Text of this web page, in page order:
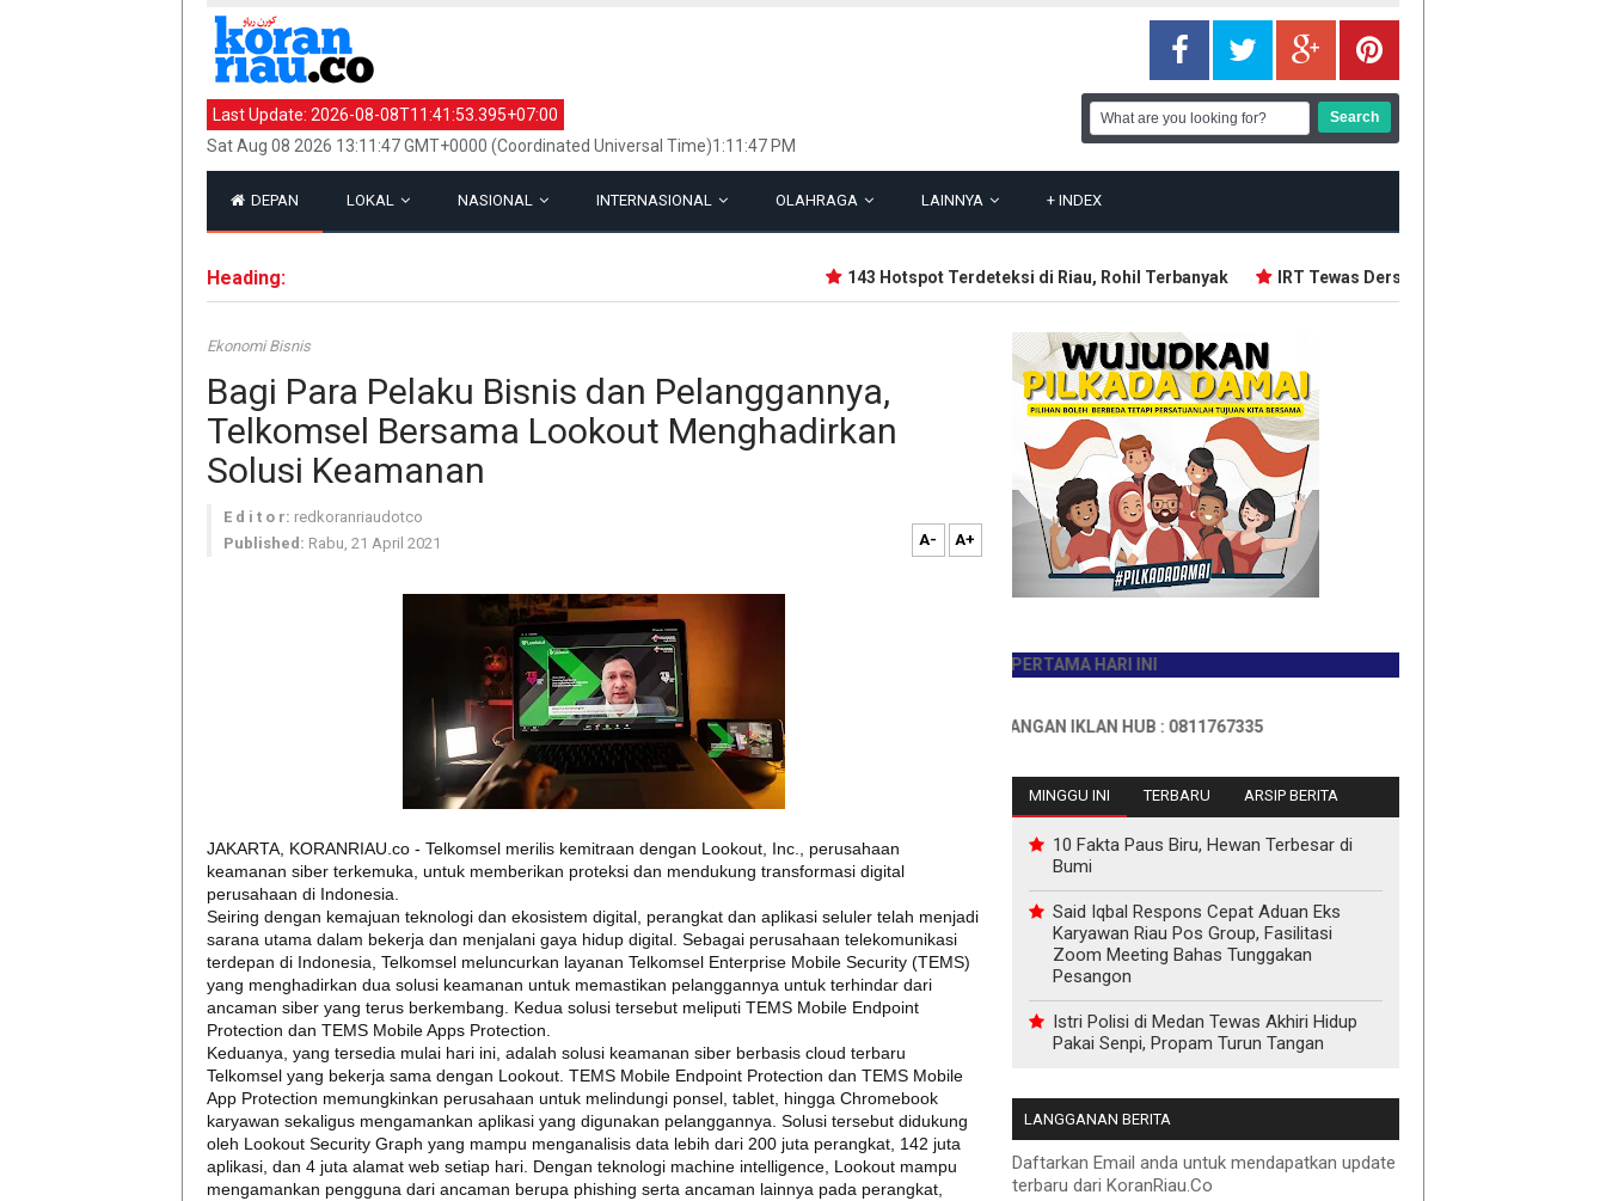
Last Update: 2026-08-08T11:41:53.395+07:00
Sat Aug 08 2026 13:11:47 GMT+0000 (Coordinated Universal Time)1:11:47 PM
DEPAN LOKAL NASIONAL INTERNASIONAL OLAHRAGA LAINNYA + INDEX
Heading: 143 Hotspot Terdeteksi di Riau, Rohil Terbanyak IRT Tewas Dersimbah Darah, Ditebas
Ekonomi Bisnis
Bagi Para Pelaku Bisnis dan Pelanggannya,
Telkomsel Bersama Lookout Menghadirkan
Solusi Keamanan
E d i t o r: redkoranriaudotco
Published: Rabu, 21 April 2021 A- A+
JAKARTA, KORANRIAU.co - Telkomsel merilis kemitraan dengan Lookout, Inc., perusahaan
keamanan siber terkemuka, untuk memberikan proteksi dan mendukung transformasi digital
perusahaan di Indonesia.
Seiring dengan kemajuan teknologi dan ekosistem digital, perangkat dan aplikasi seluler telah menjadi
sarana utama dalam bekerja dan menjalani gaya hidup digital. Sebagai perusahaan telekomunikasi
terdepan di Indonesia, Telkomsel meluncurkan layanan Telkomsel Enterprise Mobile Security (TEMS)
yang menghadirkan dua solusi keamanan untuk memastikan pelanggannya untuk terhindar dari
ancaman siber yang terus berkembang. Kedua solusi tersebut meliputi TEMS Mobile Endpoint
Protection dan TEMS Mobile Apps Protection.
Keduanya, yang tersedia mulai hari ini, adalah solusi keamanan siber berbasis cloud terbaru
Telkomsel yang bekerja sama dengan Lookout. TEMS Mobile Endpoint Protection dan TEMS Mobile
App Protection memungkinkan perusahaan untuk melindungi ponsel, tablet, hingga Chromebook
karyawan sekaligus mengamankan aplikasi yang digunakan pelanggannya. Solusi tersebut didukung
oleh Lookout Security Graph yang mampu menganalisis data lebih dari 200 juta perangkat, 142 juta
aplikasi, dan 4 juta alamat web setiap hari. Dengan teknologi machine intelligence, Lookout mampu
mengamankan pengguna dari ancaman berupa phishing serta ancaman lainnya pada perangkat,
JADILAH PEMBACA PERTAMA HARI INI
INFO PEMASANGAN IKLAN HUB : 0811767335
MINGGU INI TERBARU ARSIP BERITA
10 Fakta Paus Biru, Hewan Terbesar di
Bumi
Said Iqbal Respons Cepat Aduan Eks
Karyawan Riau Pos Group, Fasilitasi
Zoom Meeting Bahas Tunggakan
Pesangon
Istri Polisi di Medan Tewas Akhiri Hidup
Pakai Senpi, Propam Turun Tangan
LANGGANAN BERITA
Daftarkan Email anda untuk mendapatkan update
terbaru dari KoranRiau.Co